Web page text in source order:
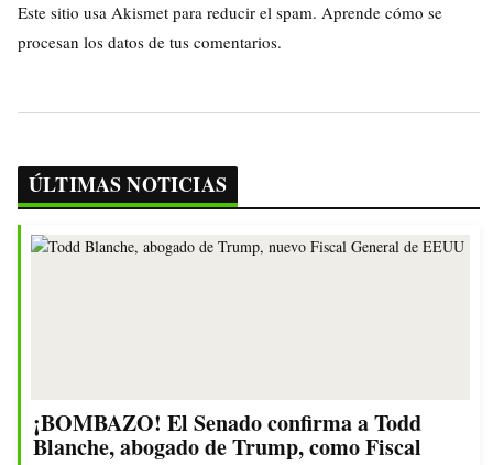
Este sitio usa Akismet para reducir el spam. Aprende cómo se
procesan los datos de tus comentarios.
ÚLTIMAS NOTICIAS
¡BOMBAZO! El Senado confirma a Todd
Blanche, abogado de Trump, como Fiscal